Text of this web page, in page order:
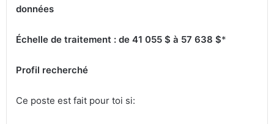
données
Échelle de traitement : de 41 055 $ à 57 638 $*
Profil recherché
Ce poste est fait pour toi si: